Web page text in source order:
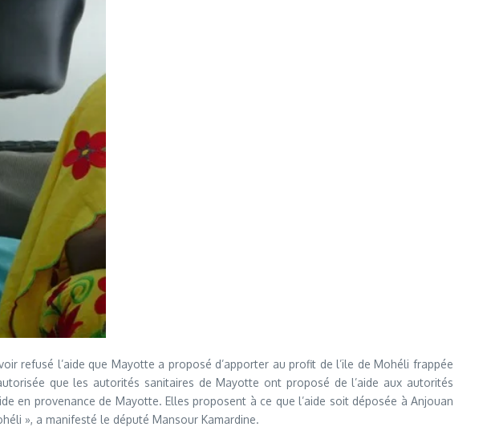
refusé l’aide que Mayotte a proposé d’apporter au profit de l’ile de Mohéli frappée
que les autorités sanitaires de Mayotte ont proposé de l’aide aux autorités
en provenance de Mayotte. Elles proposent à ce que l’aide soit déposée à Anjouan
», a manifesté le député Mansour Kamardine.